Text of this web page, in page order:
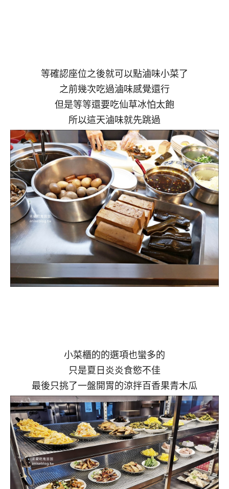
等確認座位之後就可以點滷味小菜了
之前幾次吃過滷味感覺還行
但是等等還要吃仙草冰怕太飽
所以這天滷味就先跳過
小菜櫃的的選項也蠻多的
只是夏日炎炎食慾不佳
最後只挑了一盤開胃的涼拌百香果青木瓜